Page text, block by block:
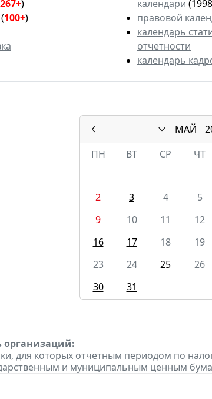
)
(100+)
календари
правовой
календарь
отчетности
календарь
МАЙ
ПН
ВТ СР ЧТ
2
3 4 5
9
10 11 12
16
17 18 19
23
24 25 26
30
31
организаций:
для которых отчетным периодом по
и муниципальным ценным